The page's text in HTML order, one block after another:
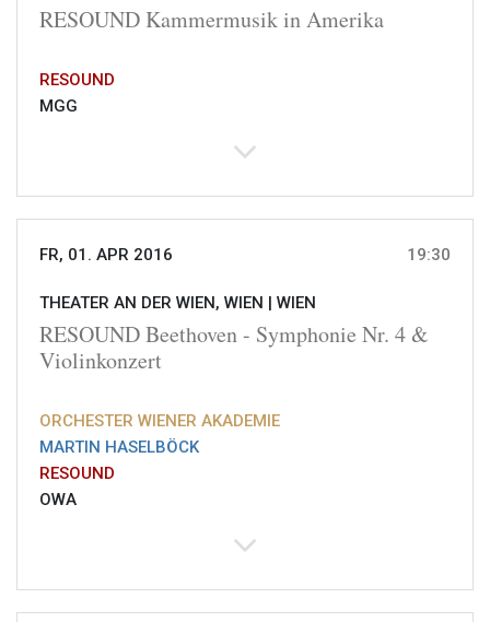
RESOUND Kammermusik in Amerika
RESOUND
MGG
FR, 01. APR 2016 19:30
THEATER AN DER WIEN, WIEN | WIEN
RESOUND Beethoven - Symphonie Nr. 4 &
Violinkonzert
ORCHESTER WIENER AKADEMIE
MARTIN HASELBÖCK
RESOUND
OWA